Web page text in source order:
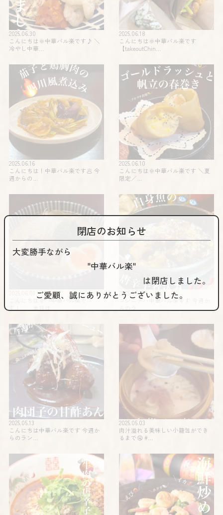
2025.06.30
こんにちは🌞中華バル楽です♪ ＼
冷やし中華…
2025.06.18
こんにちは🌞中華バル楽です
【takeoutChin…
2025.06.16
こんにちは！中華バル楽です🥟 今
週からの…
2025.06.10
こんにちは🌞中華バル楽です️ ＼夏
限定️／…
こんにちは🌞 中華バル楽で
2025.05.26
コンニチハ️️中華バル楽です 今週か
2025.05.13
こんにちは中華バル楽です 今週か
らのラン…
2025.05.03
肉汁溢れる美味しい小籠包ができ
るまで🤤 #…
閉店のお知らせ
大変勝手ながら
"中華バル楽"
は閉店しました。
ご愛顧、誠にありがとうございました。